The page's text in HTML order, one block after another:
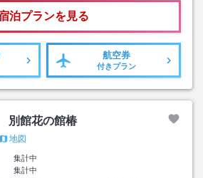
泊プランを見る
航空券
付きプラン
別館花の館椿
地図
集計中
集計中